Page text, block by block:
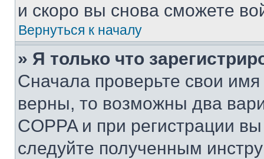
и скоро вы снова сможете
Вернуться к началу
» Я только что
Сначала проверьте свои
верны, то возможны два
COPPA и при регистрации
следуйте полученным